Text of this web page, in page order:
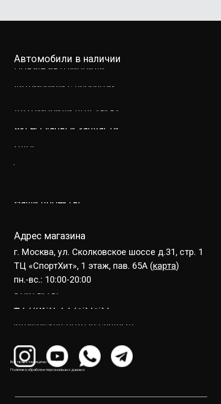
Все права защищены © 2021
Политика обработки персональных данных